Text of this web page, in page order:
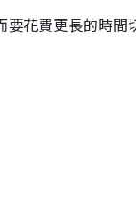
要花費更長的時間